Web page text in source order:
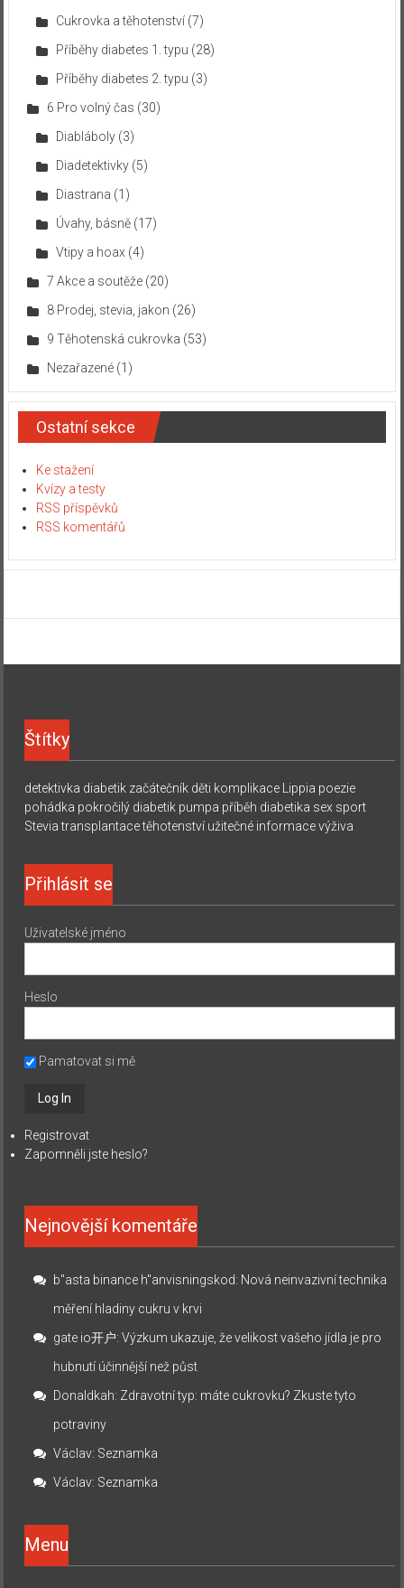
Cukrovka a těhotenství(7)
Příběhy diabetes 1. typu (28)
Příběhy diabetes 2. typu (3)
6 Pro volný čas (30)
Diabláboly(3)
Diadetektivky(5)
Diastrana (1)
Úvahy, básně(17)
Vtipy a hoax (4)
7 Akce a soutěže(20)
8 Prodej, stevia, jakon (26)
9 Těhotenská cukrovka (53)
Nezařazené(1)
Ostatní sekce
Ke stažení
Kvízy a testy
RSS příspěvků
RSS komentářů
Štítky
detektivka diabetik začátečník děti komplikace Lippia poezie
pohádka pokročilý diabetik pumpa příběh diabetika sex sport
Stevia transplantace těhotenství užitečné informace výživa
Přihlásit se
Uživatelské jméno
Heslo
Pamatovat si mě
Registrovat
Zapomněli jste heslo?
Nejnovější komentáře
b"asta binance h"anvisningskod: Nová neinvazivní technika
měření hladiny cukru v krvi
gate io开户:Výzkum ukazuje, že velikost vašeho jídla je pro
hubnutí účinnější než půst
Donaldkah: Zdravotní typ: máte cukrovku? Zkuste tyto
potraviny
Václav: Seznamka
Václav: Seznamka
Menu